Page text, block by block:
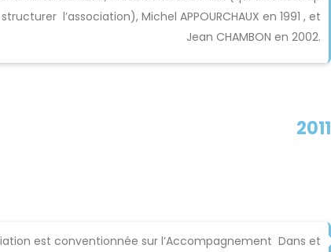
l’association), Michel APPOURCHAUX en 1991 , et
Jean CHAMBON en 2002.
2011
est conventionnée sur l’Accompagnement Dans et